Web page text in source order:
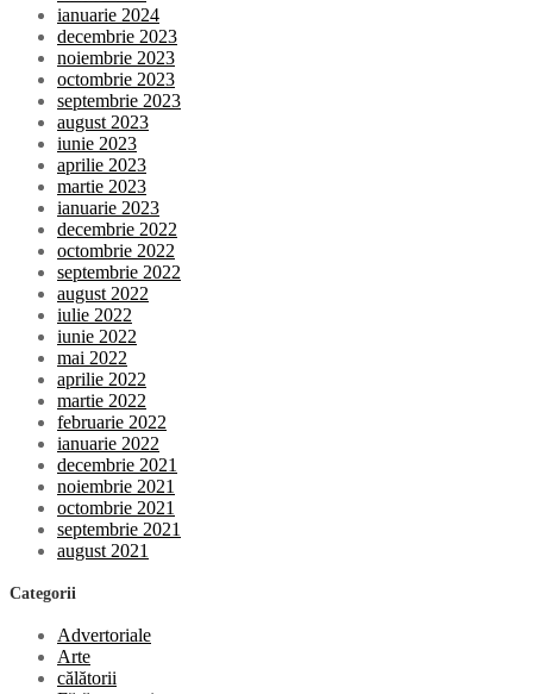
ianuarie 2024
decembrie 2023
noiembrie 2023
octombrie 2023
septembrie 2023
august 2023
iunie 2023
aprilie 2023
martie 2023
ianuarie 2023
decembrie 2022
octombrie 2022
septembrie 2022
august 2022
iulie 2022
iunie 2022
mai 2022
aprilie 2022
martie 2022
februarie 2022
ianuarie 2022
decembrie 2021
noiembrie 2021
octombrie 2021
septembrie 2021
august 2021
Categorii
Advertoriale
Arte
călătorii